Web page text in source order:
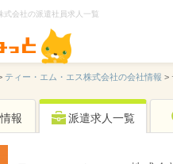
式会社の派遣社員求人一覧
ティー・エム・エス株式会社の会社情報 >
報 派遣求人一覧